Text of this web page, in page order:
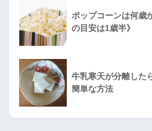
ポップコーンは何歳
の目安は1歳半》
牛乳寒天が分離した
簡単な方法